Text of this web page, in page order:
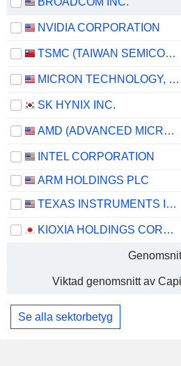
NVIDIA CORPORATION
TSMC (TAIWAN SEMICONDUCTOR MANUFACTURING COMPANY)
MICRON TECHNOLOGY, INC.
SK HYNIX INC.
AMD (ADVANCED MICRO DEVICES)
INTEL CORPORATION
ARM HOLDINGS PLC
TEXAS INSTRUMENTS INCORPORATED
KIOXIA HOLDINGS CORPORATION
Viktad genomsnitt av
Se alla sektorbetyg